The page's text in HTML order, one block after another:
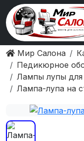
Мир Салона
Педикюрное
Лампы лупы
Лампа-лупа на